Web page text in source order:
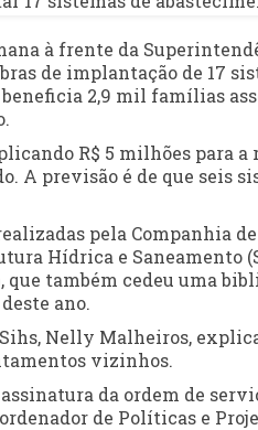
à frente da
de implantação de 17
beneficia 2,9 mil famílias
R$ 5 milhões para
A previsão é de que seis
pela Companhia
Hídrica e Saneamento
que também cedeu uma
ano.
Nelly Malheiros,
vizinhos.
da ordem de
de Políticas e